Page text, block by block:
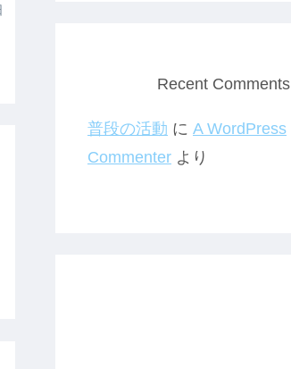
Recent Comments
普段の活動 に A WordPress
Commenter より